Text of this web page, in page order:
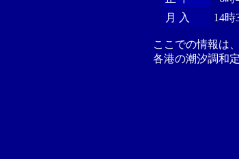
月 入
14時
ここでの情報は
各港の潮汐調和